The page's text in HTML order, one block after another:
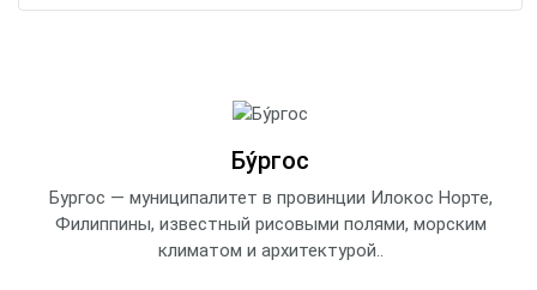
Бу́ргос
Бургос — муниципалитет в провинции Илокос Норте,
Филиппины, известный рисовыми полями, морским
климатом и архитектурой..